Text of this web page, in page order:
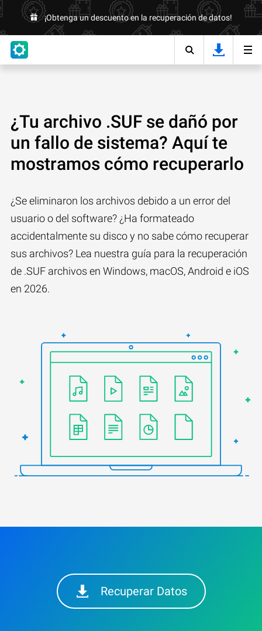
¡Obtenga un descuento en la recuperación de datos!
¿Tu archivo .SUF se dañó por
un fallo de sistema? Aquí te
mostramos cómo recuperarlo
¿Se eliminaron los archivos debido a un error del
usuario o del software? ¿Ha formateado
accidentalmente su disco y no sabe cómo recuperar
sus archivos? Lea nuestra guía para la recuperación
de .SUF archivos en Windows, macOS, Android e iOS
en 2026.
Recuperar Datos